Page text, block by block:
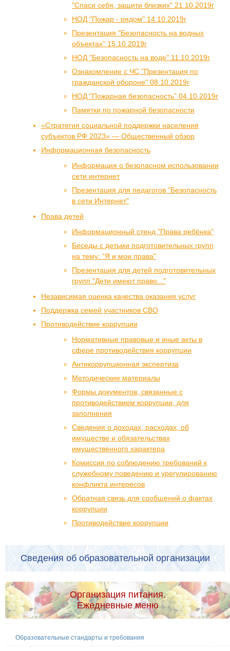
"Спаси себя, защити близких" 21.10.2019г
НОД "Пожар - рядом" 14.10.2019г
Презентация "Безопасность на водных
объектах" 15.10.2019г
НОД "Безопасность на воде" 11.10.2019г
Ознакомление с ЧС "Презентация по
гражданской обороне" 08.10.2019г
НОД "Пожарная безопасность" 04.10.2019г
Памятки по пожарной безопасности
«Стратегия социальной поддержки населения
субъектов РФ 2023» — Общественный обзор
Информационная безопасность
Информация о безопасном использовании
сети интернет
Презентация для педагогов "Безопасность
в сети Интернет"
Права детей
Информационный стенд "Права ребёнка"
Беседы с детьми подготовительных групп
на тему: "Я и мои права"
Презентация для детей подготовительных
групп "Дети имеют право..."
Независимая оценка качества оказания услуг
Поддержка семей участников СВО
Противодействие коррупции
Нормативные правовые и иные акты в
сфере противодействия коррупции
Антикоррупционная экспертиза
Методические материалы
Формы документов, связанные с
противодействием коррупции, для
заполнения
Сведения о доходах, расходах, об
имуществе и обязательствах
имущественного характера
Комиссия по соблюдению требований к
служебному поведению и урегулированию
конфликта интересов
Обратная связь для сообщений о фактах
коррупции
Противодействие коррупции
Сведения об образовательной организации
Организация питания.
Ежедневные меню
Образовательные стандарты и требования